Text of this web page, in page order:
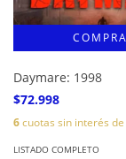
Daymare: 1998
$72.998
6cuotas sin interés de
LISTADO COMPLETO